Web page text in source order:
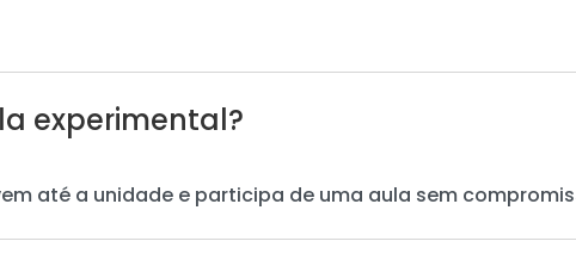
experimental?
até a unidade e participa de uma aula sem